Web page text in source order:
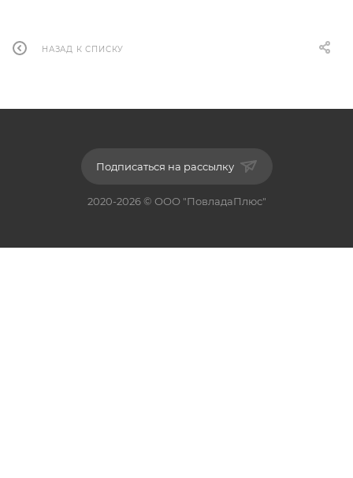
НАЗАД К СПИСКУ
Подписаться на рассылку
2020-2026 © ООО "ПовладаПлюс"